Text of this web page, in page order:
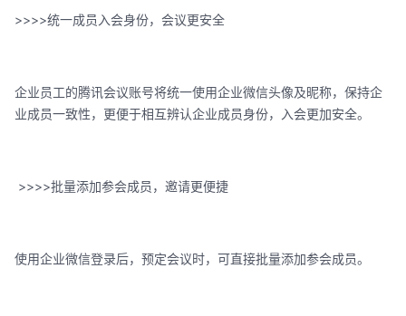
>>>>统一成员入会身份，会议更安全
企业员工的腾讯会议账号将统一使用企业微信头像及昵称，保持企
业成员一致性，更便于相互辨认企业成员身份，入会更加安全。
>>>>批量添加参会成员，邀请更便捷
使用企业微信登录后，预定会议时，可直接批量添加参会成员。